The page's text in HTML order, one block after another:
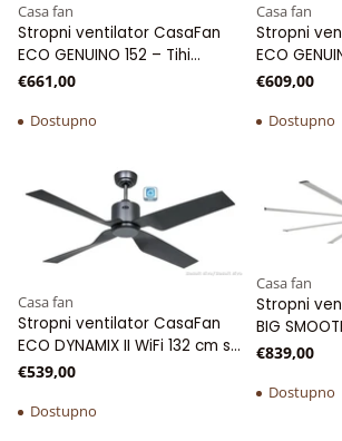
Casa fan
Stropni ventilator CasaFan
ECO GENUINO 152 – Tihi
ventilator za veće prostore
€661,00
Dostupno
Casa fan
Stropni
ECO
Premium
€609,00
Dostupno
Casa fan
Stropni ventilator CasaFan
ECO DYNAMIX II WiFi 132 cm s
tihim motorom
€539,00
Dostupno
Casa fan
Stropni
BIG
velike
€839,00
Dostupno